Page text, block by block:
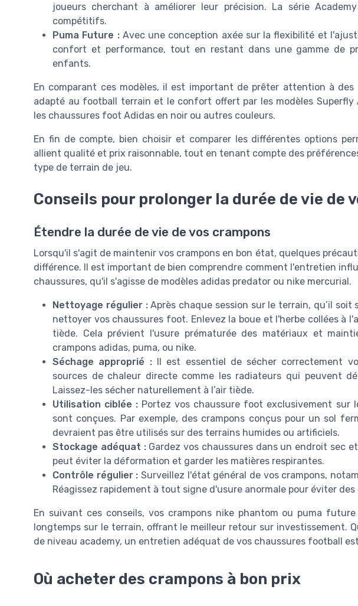
joueurs cherchant à améliorer leur précision. La série
compétitifs.
Puma Future :Avec une conception axée sur la flexibilité et
confort et performance, tout en restant dans une gamme de
enfants.
En comparant ces modèles, il est important de prêter attention à
adapté au football terrain et le confort offert par les modèles Superfly
les chaussures foot Adidas en noir ou autres couleurs.
En fin de compte, bien choisir et comparer les différentes options
allient qualité et prix raisonnable, tout en tenant compte des
type de terrain de jeu.
Conseils pour prolonger la durée de vie de
Étendre la durée de vie de vos crampons
Lorsqu'il s'agit de maintenir vos crampons en bon état, quelques
différence. Il est important de bien comprendre comment l'entretien
chaussures, qu'il s'agisse de modèles adidas predator ou nike mercurial.
Nettoyage régulier :Après chaque session sur le terrain, qu’il soit
nettoyer vos chaussures foot. Enlevez la boue et l'herbe collées à
tiède. Cela prévient l'usure prématurée des matériaux et
crampons adidas, puma, ou nike.
Séchage approprié :Il est essentiel de sécher correctement
sources de chaleur directe comme les radiateurs qui peuvent
Laissez-les sécher naturellement à l’air tiède.
Utilisation ciblée : Portez vos chaussure foot exclusivement sur
sont conçues. Par exemple, des crampons conçus pour un sol
devraient pas être utilisés sur des terrains humides ou artificiels.
Stockage adéquat :Gardez vos chaussures dans un endroit sec
peut éviter la déformation et garder les matières respirantes.
Contrôle régulier : Surveillez l'état général de vos crampons,
Réagissez rapidement à tout signe d'usure anormale pour éviter des
En suivant ces conseils, vos crampons nike phantom ou puma
longtemps sur le terrain, offrant le meilleur retour sur investissement.
de niveau academy, un entretien adéquat de vos chaussures football
Où acheter des crampons à bon prix